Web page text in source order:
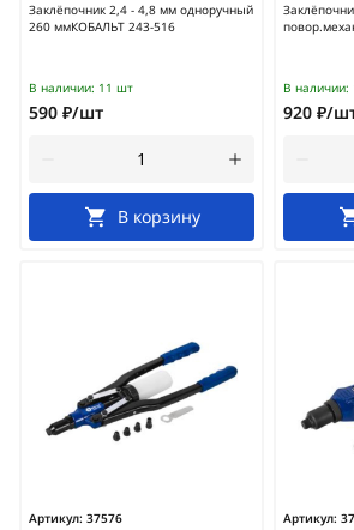
Заклёпочник 2,4 - 4,8 мм одноручный
260 ммКОБАЛЬТ 243-516
В наличии: 11 шт
590 ₽/шт
В корзину
В наличии:
920 ₽/
Артикул: 37576
Артикул: